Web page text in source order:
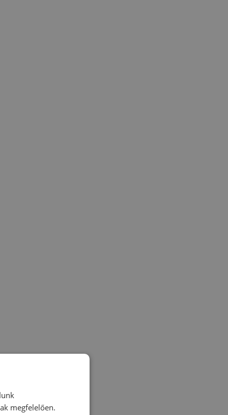
megfelelően.